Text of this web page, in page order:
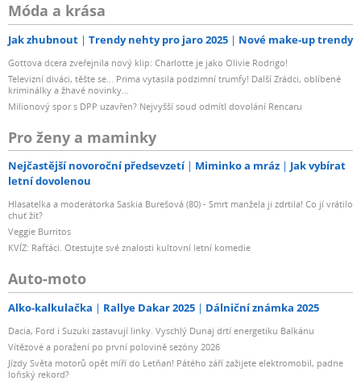
Móda a krása
Jak zhubnout Trendy nehty pro jaro 2025 Nové make-up trendy
Gottova dcera zveřejnila nový klip: Charlotte je jako Olivie Rodrigo!
Televizní diváci, těšte se... Prima vytasila podzimní trumfy! Další Zrádci, oblíbené
kriminálky a žhavé novinky...
Milionový spor s DPP uzavřen? Nejvyšší soud odmítl dovolání Rencaru
Pro ženy a maminky
Nejčastější novoroční předsevzetí Miminko a mráz
Jak vybírat
letní dovolenou
Hlasatelka a moderátorka Saskia Burešová (80) - Smrt manžela ji zdrtila! Co jí vrátilo
chuť žít?
Veggie Burritos
KVÍZ: Rafťáci. Otestujte své znalosti kultovní letní komedie
Auto-moto
Alko-kalkulačka Rallye Dakar 2025 Dálniční známka 2025
Dacia, Ford i Suzuki zastavují linky. Vyschlý Dunaj drtí energetiku Balkánu
Vítězové a poražení po první polovině sezóny 2026
Jízdy Světa motorů opět míří do Letňan! Pátého září zažijete elektromobil, padne
loňský rekord?